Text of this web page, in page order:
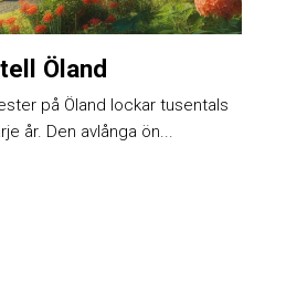
Öland
på Öland lockar tusentals
år. Den avlånga ön...